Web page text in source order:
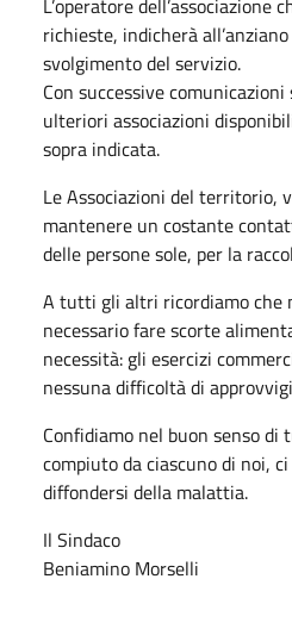
richieste, indicherà
svolgimento del servizio.
Con successive
ulteriori associazioni
sopra indicata.
Le Associazioni del territorio,
mantenere un costante
delle persone sole, per la
A tutti gli altri ricordiamo che
necessario fare scorte
necessità: gli esercizi
nessuna difficoltà di
Confidiamo nel buon senso di
compiuto da ciascuno di noi,
diffondersi della malattia.
Il Sindaco
Beniamino Morselli